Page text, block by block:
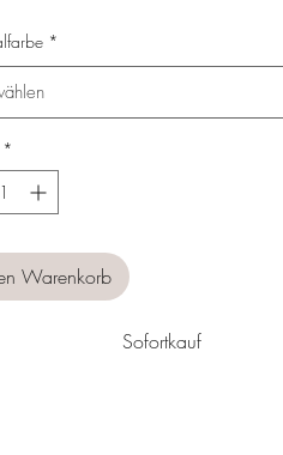
*
*
Warenkorb
Sofortkauf